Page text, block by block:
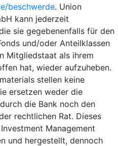
beschwerde. Union
kann jederzeit
sie gegebenenfalls für den
und/oder Anteilklassen
Mitgliedstaat als ihrem
hat, wieder aufzuheben.
stellen keine
ersetzen weder die
die Bank noch den
rechtlichen Rat. Dieses
Management
und hergestellt, dennoch